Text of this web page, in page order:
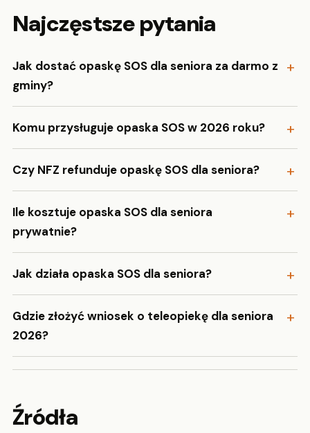
Najczęstsze pytania
Jak dostać opaskę SOS dla seniora za darmo z
gminy?
Komu przysługuje opaska SOS w 2026 roku?
Czy NFZ refunduje opaskę SOS dla seniora?
Ile kosztuje opaska SOS dla seniora
prywatnie?
Jak działa opaska SOS dla seniora?
Gdzie złożyć wniosek o teleopiekę dla seniora
2026?
Źródła